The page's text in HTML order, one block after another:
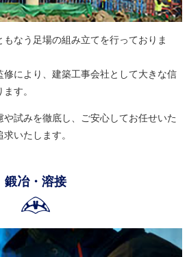
なう足場の組み立てを行っておりま
により、建築工事会社として大きな信
す。
試みを徹底し、ご安心してお任せいた
いたします。
鍛冶・溶接